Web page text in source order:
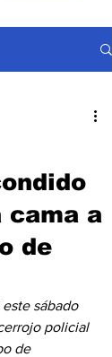
cama a
de
sábado
policial
de